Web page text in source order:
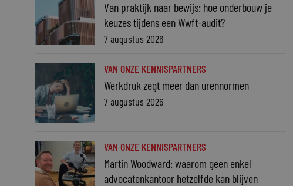
Van praktijk naar bewijs: hoe onderbouw je
keuzes tijdens een Wwft-audit?
7 augustus 2026
VAN ONZE KENNISPARTNERS
Werkdruk zegt meer dan urennormen
7 augustus 2026
VAN ONZE KENNISPARTNERS
Martin Woodward: waarom geen enkel
advocatenkantoor hetzelfde kan blijven